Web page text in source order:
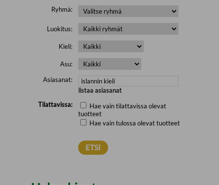
Ryhmä:
Luokitus:
Kieli:
Asu:
Asiasanat:
listaa asiasanat
Tilattavissa:
Hae vain tilattavissa olevat
tuotteet
Hae vain tulossa olevat tuotteet